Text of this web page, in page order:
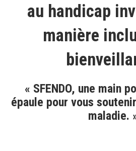
au handicap
manière
« SFENDO, une main
épaule pour vous
maladie.